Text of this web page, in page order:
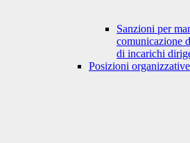
Sanzioni per
comunicazione
di incarichi
Posizioni organizzative